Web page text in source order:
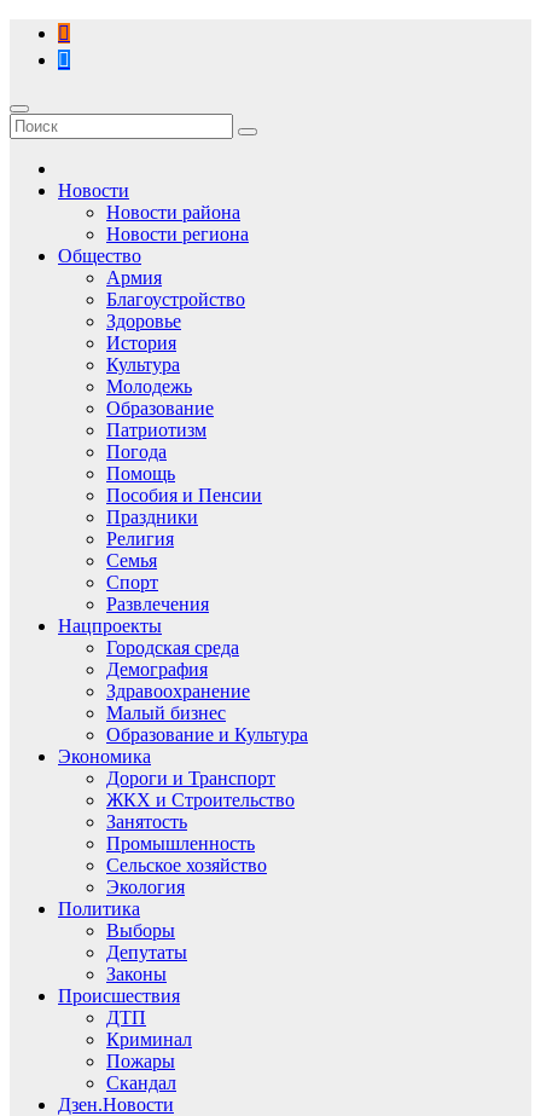
Перейти
содержимому
Новости
Новости района
Новости региона
Общество
Армия
Благоустройство
Здоровье
История
Культура
Молодежь
Образование
Патриотизм
Погода
Помощь
Пособия и Пенсии
Праздники
Религия
Семья
Спорт
Развлечения
Нацпроекты
Городская среда
Демография
Здравоохранение
Малый бизнес
Образование и Культура
Экономика
Дороги и Транспорт
ЖКХ и Строительство
Занятость
Промышленность
Сельское хозяйство
Экология
Политика
Выборы
Депутаты
Законы
Происшествия
ДТП
Криминал
Пожары
Скандал
Дзен.Новости